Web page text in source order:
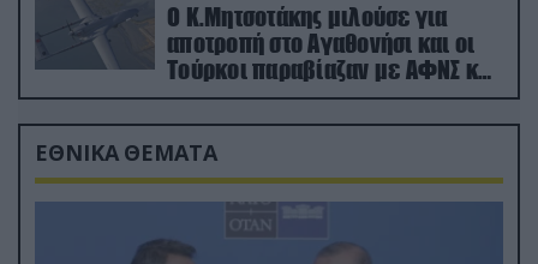
Ο Κ.Μητσοτάκης μιλούσε για
αποτροπή στο Αγαθονήσι και οι
Τούρκοι παραβίαζαν με ΑΦΝΣ και
drone
ΕΘΝΙΚΑ ΘΕΜΑΤΑ